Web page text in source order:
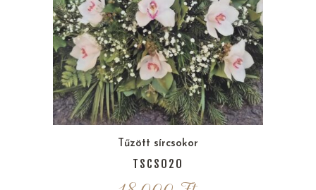
Tűzött sírcsokor
TSCS020